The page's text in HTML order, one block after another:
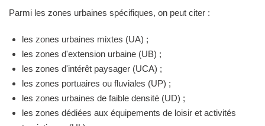
Parmi les zones urbaines spécifiques, on peut citer :
les zones urbaines mixtes (UA) ;
les zones d'extension urbaine (UB) ;
les zones d'intérêt paysager (UCA) ;
les zones portuaires ou fluviales (UP) ;
les zones urbaines de faible densité (UD) ;
les zones dédiées aux équipements de loisir et activités